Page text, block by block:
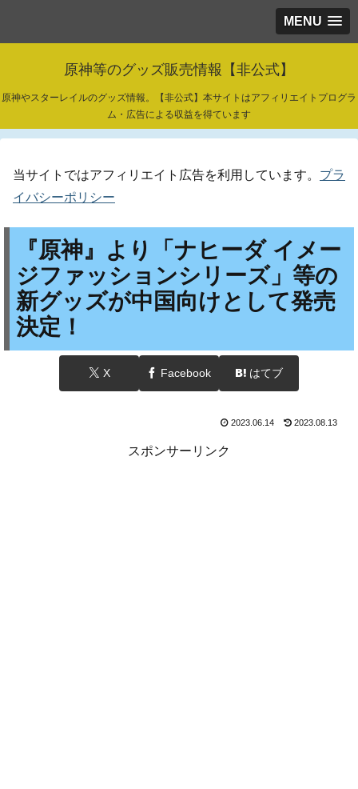
MENU
原神等のグッズ販売情報【非公式】
原神やスターレイルのグッズ情報。【非公式】本サイトはアフィリエイトプログラ
ム・広告による収益を得ています
当サイトではアフィリエイト広告を利用しています。 プラ
イバシーポリシー
『原神』より「ナヒーダ イメー
ジファッションシリーズ」等の
新グッズが中国向けとして発売
決定！
X Facebook はてブ
2023.06.14 2023.08.13
スポンサーリンク